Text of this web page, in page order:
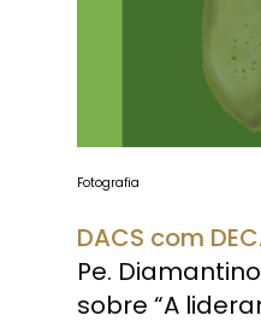
Fotografia
DACS com
Pe.
sobre “A